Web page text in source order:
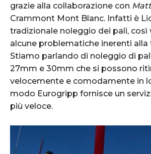
grazie alla collaborazione con
Crammont Mont Blanc. Infatti è
tradizionale noleggio dei pali, così
alcune problematiche inerenti
Stiamo parlando di noleggio di
27mm e 30mm che si possono
velocemente e comodamente in
modo Eurogripp fornisce un
più veloce.